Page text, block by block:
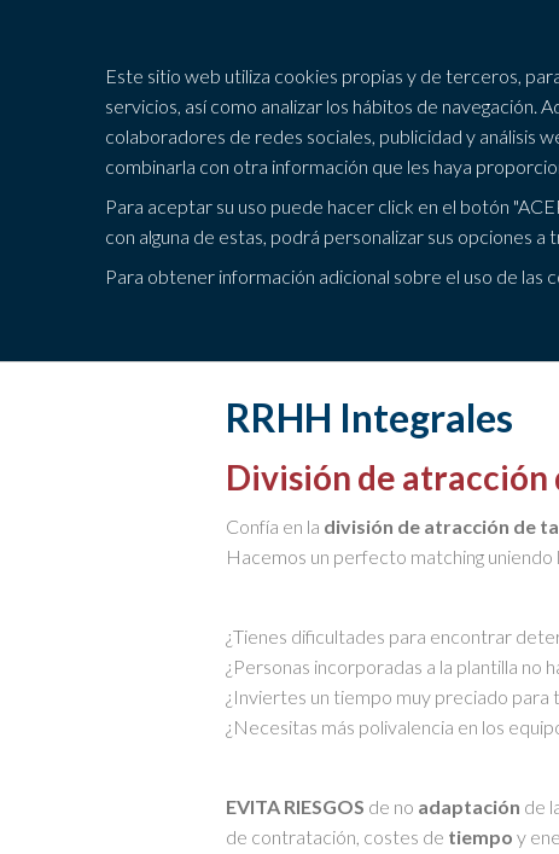
Este sitio web utiliza cookies propias y de terceros,
servicios, así como analizar los hábitos de navegación.
colaboradores de redes sociales, publicidad y análisis
combinarla con otra información que les haya
Para aceptar su uso puede hacer click en el botón
con alguna de estas, podrá personalizar sus opciones a
Para obtener información adicional sobre el uso de las
986
RRHH Integrales
División de
Confía en la división de atracción de
Hacemos un perfecto matching
¿Tienes dificultades para encontrar
¿Personas incorporadas a la plantilla no
¿Inviertes un tiempo muy preciado para
¿Necesitas más polivalencia en los
EVITA RIESGOS de no adaptación de
de contratación, costes de tiempo y